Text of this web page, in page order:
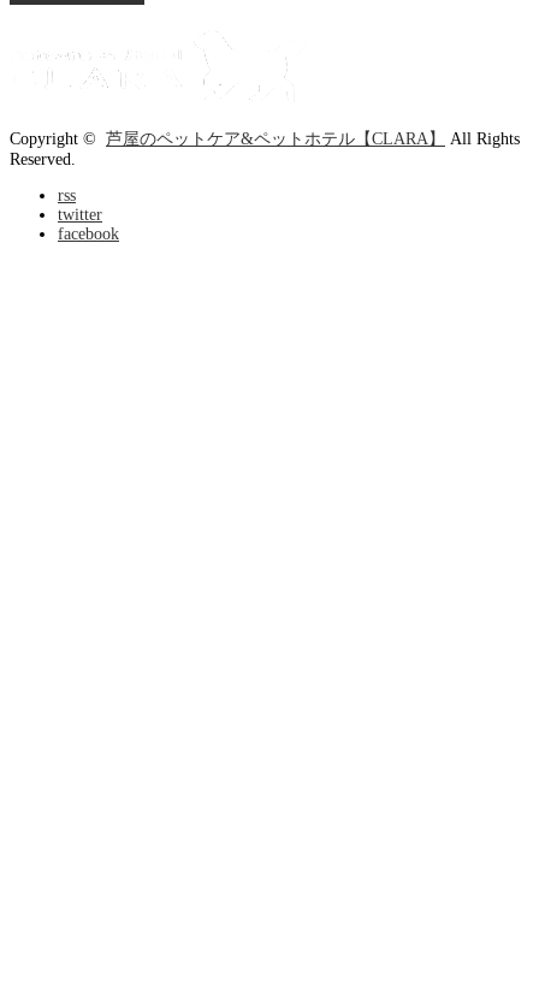
Copyright © 芦屋のペットケア&ペットホテル【CLARA】
All Rights
Reserved.
rss
twitter
facebook